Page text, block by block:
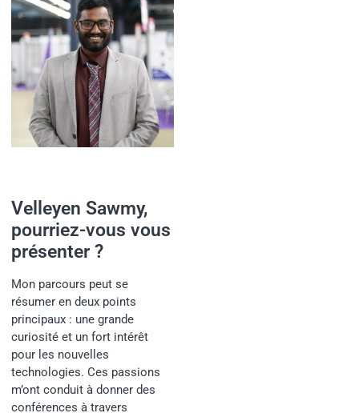
Velleyen Sawmy,
pourriez-vous vous
présenter ?
Mon parcours peut se
résumer en deux points
principaux : une grande
curiosité et un fort intérêt
pour les nouvelles
technologies. Ces passions
m’ont conduit à donner des
conférences à travers